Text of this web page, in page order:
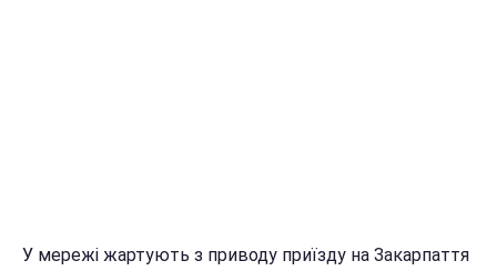
У мережі жартують з приводу приїзду на Закарпаття